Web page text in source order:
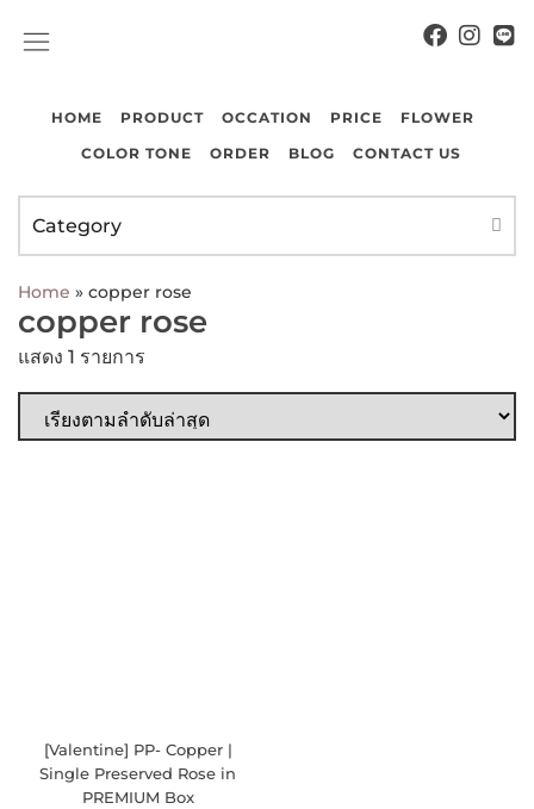
HOME PRODUCT OCCATION PRICE
FLOWER
COLOR TONE
ORDER BLOG CONTACT US
Category
Home » copper rose
copper rose
แสดง 1 รายการ
[Valentine] PP- Copper |
Single Preserved Rose in
PREMIUM Box